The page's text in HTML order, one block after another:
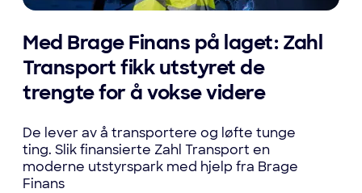
Med Brage Finans på laget: Zahl
Transport fikk utstyret de
trengte for å vokse videre
De lever av å transportere og løfte tunge
ting. Slik finansierte Zahl Transport en
moderne utstyrspark med hjelp fra Brage
Finans